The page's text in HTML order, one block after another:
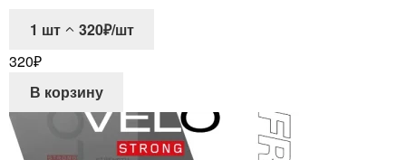
1 шт
320₽/шт
320₽
В корзину